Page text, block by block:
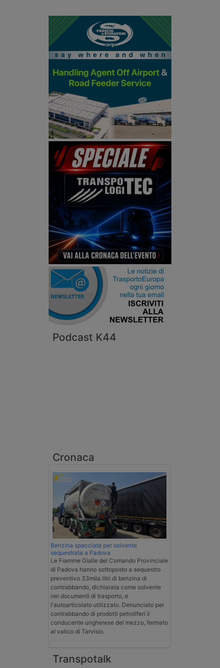
Podcast K44
Cronaca
Benzina spacciata per solvente
sequestrata a Padova
Le Fiamme Gialle del Comando Provinciale
di Padova hanno sottoposto a sequestro
preventivo 33mila litri di benzina di
contrabbando, dichiarata come solvente
nei documenti di trasporto, e
l'autoarticolato utilizzato. Denunciato per
contrabbando di prodotti petroliferi il
conducente ungherese del mezzo, fermato
al valico di Tarvisio.
Transpotalk